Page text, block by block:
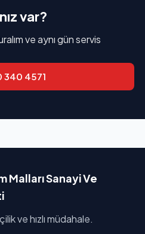
var?
ve aynı gün servis
340 4571
Malları Sanayi Ve
ve hızlı müdahale.